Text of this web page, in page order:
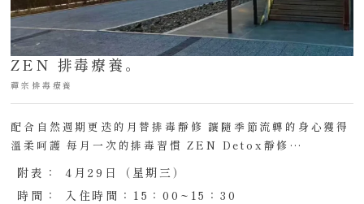
ZEN 排毒療養。
禪宗排毒療養
配合自然週期更迭的月替排毒靜修 讓隨季節流轉的身心獲得
溫柔呵護 每月一次的排毒習慣 ZEN Detox靜修…
附表：
4月29日（星期三）
時間：
入住時間：15：00~15：30